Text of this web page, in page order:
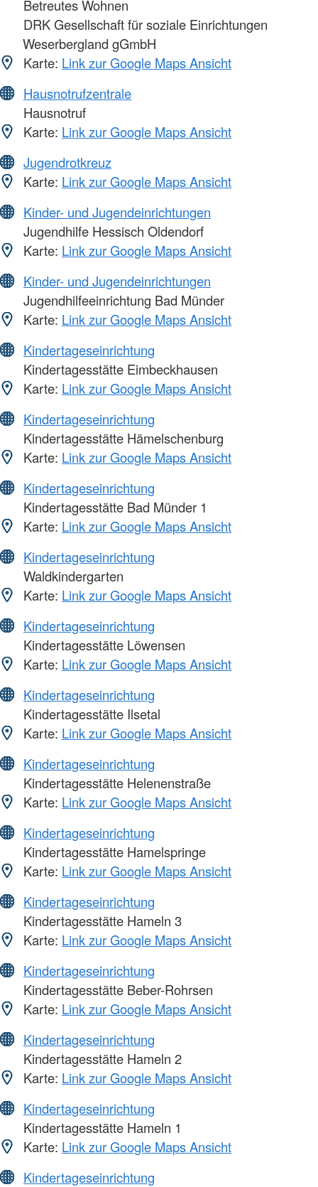
Betreutes Wohnen
DRK Gesellschaft für soziale Einrichtungen
Weserbergland gGmbH
Karte: Link zur Google Maps Ansicht
Hausnotrufzentrale
Hausnotruf
Karte: Link zur Google Maps Ansicht
Jugendrotkreuz
Karte: Link zur Google Maps Ansicht
Kinder- und Jugendeinrichtungen
Jugendhilfe Hessisch Oldendorf
Karte: Link zur Google Maps Ansicht
Kinder- und Jugendeinrichtungen
Jugendhilfeeinrichtung Bad Münder
Karte: Link zur Google Maps Ansicht
Kindertageseinrichtung
Kindertagesstätte Eimbeckhausen
Karte: Link zur Google Maps Ansicht
Kindertageseinrichtung
Kindertagesstätte Hämelschenburg
Karte: Link zur Google Maps Ansicht
Kindertageseinrichtung
Kindertagesstätte Bad Münder 1
Karte: Link zur Google Maps Ansicht
Kindertageseinrichtung
Waldkindergarten
Karte: Link zur Google Maps Ansicht
Kindertageseinrichtung
Kindertagesstätte Löwensen
Karte: Link zur Google Maps Ansicht
Kindertageseinrichtung
Kindertagesstätte Ilsetal
Karte: Link zur Google Maps Ansicht
Kindertageseinrichtung
Kindertagesstätte Helenenstraße
Karte: Link zur Google Maps Ansicht
Kindertageseinrichtung
Kindertagesstätte Hamelspringe
Karte: Link zur Google Maps Ansicht
Kindertageseinrichtung
Kindertagesstätte Hameln 3
Karte: Link zur Google Maps Ansicht
Kindertageseinrichtung
Kindertagesstätte Beber-Rohrsen
Karte: Link zur Google Maps Ansicht
Kindertageseinrichtung
Kindertagesstätte Hameln 2
Karte: Link zur Google Maps Ansicht
Kindertageseinrichtung
Kindertagesstätte Hameln 1
Karte: Link zur Google Maps Ansicht
Kindertageseinrichtung